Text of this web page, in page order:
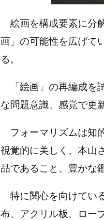
絵画を構成要素に分
画」の可能性を広げて
る。
「絵画」の再編成を
な問題意識、感覚で更
フォーマリズムは知
視覚的に美しく、本山
品であること、豊かな
特に関心を向けてい
布、アクリル板、ロー